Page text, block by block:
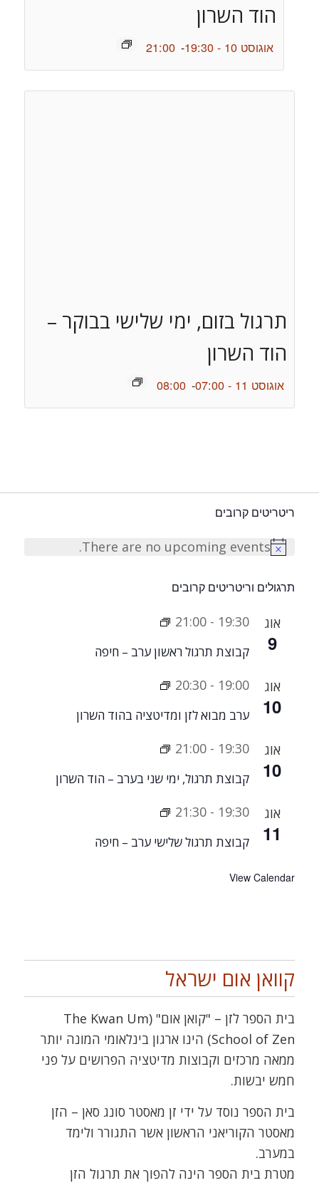
הוד השרון
אוגוסט 10 - 19:30 -
21:00
תרגול בזום, ימי שלישי בבוקר –
הוד השרון
אוגוסט 11 - 07:00 -
08:00
ריטריטים קרובים
Notice
There are no upcoming events.
תרגולים וריטריטים קרובים
אוג
9
19:30
-
21:00
קבוצת תרגול ראשון ערב – חיפה
אוג
10
19:00
-
20:30
ערב מבוא לזן ומדיטציה בהוד השרון
אוג
10
19:30
-
21:00
קבוצת תרגול, ימי שני בערב – הוד השרון
אוג
11
19:30
-
21:30
קבוצת תרגול שלישי ערב – חיפה
View Calendar
קוואן אום ישראל
בית הספר לזן – "קואן אום" (The Kwan Um
School of Zen) הינו ארגון בינלאומי המונה יותר
ממאה מרכזים וקבוצות מדיטציה הפרושים על פני
חמש יבשות.
בית הספר נוסד על ידי זן מאסטר סונג סאן – הזן
מאסטר הקוריאני הראשון אשר התגורר ולימד
במערב.
מטרת בית הספר הינה להפוך את תרגול הזן